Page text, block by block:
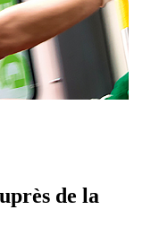
de la